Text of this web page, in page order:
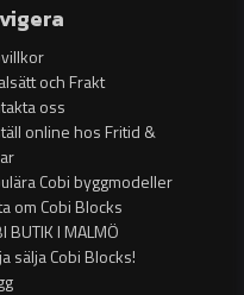
och Frakt
oss
online hos Fritid &
Cobi byggmodeller
om Cobi Blocks
BUTIK I MALMÖ
sälja Cobi Blocks!